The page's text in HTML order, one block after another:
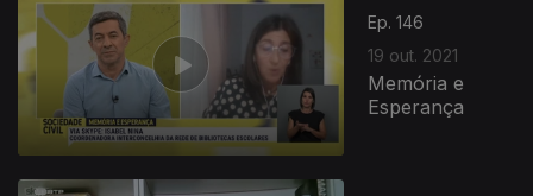
Ep. 146
19 out. 2021
Memória e
Esperança